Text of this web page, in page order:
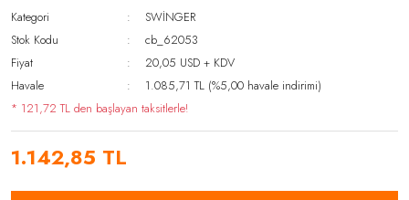
Kategori
SWİNGER
Stok Kodu
cb_62053
Fiyat
20,05 USD + KDV
Havale
1.085,71 TL (%5,00 havale indirimi)
* 121,72 TL den başlayan taksitlerle!
1.142,85 TL